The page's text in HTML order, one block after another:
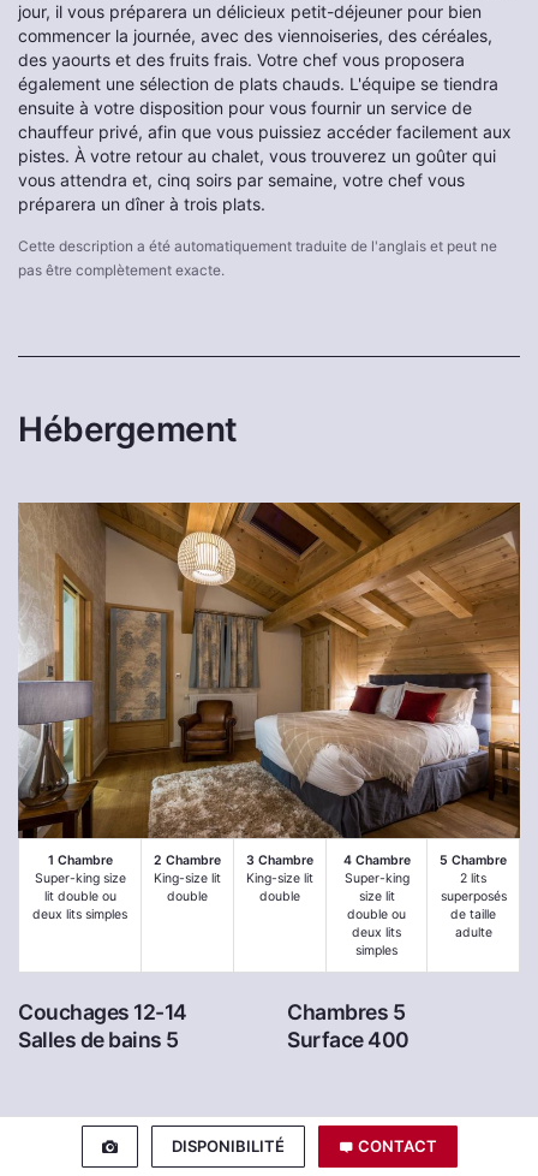
DISPONIBILITÉ CONTACT
jour, il vous préparera un délicieux petit-déjeuner pour bien
commencer la journée, avec des viennoiseries, des céréales,
des yaourts et des fruits frais. Votre chef vous proposera
également une sélection de plats chauds. L'équipe se tiendra
ensuite à votre disposition pour vous fournir un service de
chauffeur privé, afin que vous puissiez accéder facilement aux
pistes. À votre retour au chalet, vous trouverez un goûter qui
vous attendra et, cinq soirs par semaine, votre chef vous
préparera un dîner à trois plats.
Cette description a été automatiquement traduite de l'anglais et peut ne
pas être complètement exacte.
Hébergement
1 Chambre
Super-king size
lit double ou
deux lits simples
2 Chambre
King-size lit
double
3 Chambre
King-size lit
double
4 Chambre
Super-king
size lit
double ou
deux lits
simples
5 Chambre
2 lits
superposés
de taille
adulte
Couchages 12-14
Chambres 5
Salles de bains 5
Surface 400